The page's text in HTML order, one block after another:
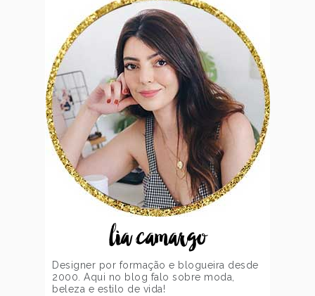
lia camargo
Designer por formação e blogueira desde
2000. Aqui no blog falo sobre moda,
beleza e estilo de vida!